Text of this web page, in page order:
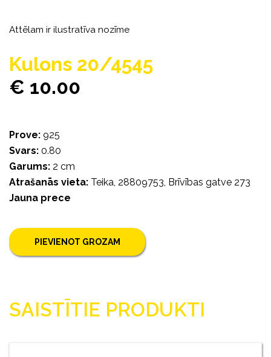
Attēlam ir ilustratīva nozīme
Kulons 20/4545
€ 10.00
Prove: 925
Svars: 0.80
Garums: 2 cm
Atrašanās vieta: Teika, 28809753, Brīvības gatve 273
Jauna prece
PIEVIENOT GROZAM
SAISTĪTIE PRODUKTI